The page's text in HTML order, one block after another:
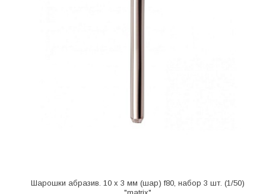
Шарошки абразив. 10 x 3 мм (шар) f80, набор 3 шт. (1/50)